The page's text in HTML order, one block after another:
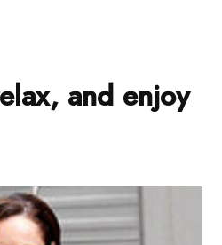
and enjoy